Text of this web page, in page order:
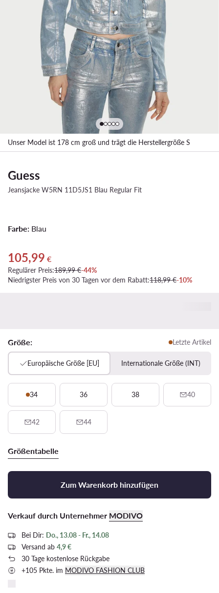
Unser Model ist 178 cm groß und trägt die Herstellergröße S
Guess
Jeansjacke W5RN 11D5JS1 Blau Regular Fit
Farbe: Blau
Aktueller Preis 105,99 €
105,99 €
Regulärer Preis:189,99 €-44%
Niedrigster Preis von 30 Tagen vor dem Rabatt:118,99 €-10%
Größe: Letzte Artikel
Europäische Größe [EU] Internationale Größe (INT)
34 36 38 40
42 44
Größentabelle
Zum Warenkorb hinzufügen
Verkauf durch Unternehmer MODIVO
Bei Dir: Do., 13.08 - Fr., 14.08
Versand ab 4,9 €
30 Tage kostenlose Rückgabe
+105 Pkte. im MODIVO FASHION CLUB